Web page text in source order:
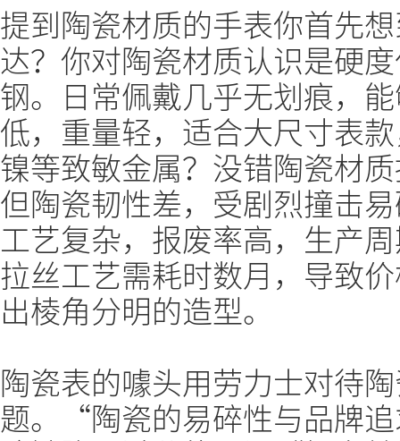
提到陶瓷材质的手表你首先
达？你对陶瓷材质认识是硬
钢。日常佩戴几乎无划痕，
低，重量轻，适合大尺寸表
镍等致敏金属？没错陶瓷材
但陶瓷韧性差，受剧烈撞击
工艺复杂，报废率高，生产
拉丝工艺需耗时数月，导致
出棱角分明的造型。
陶瓷表的噱头用劳力士对待
题。“陶瓷的易碎性与品牌